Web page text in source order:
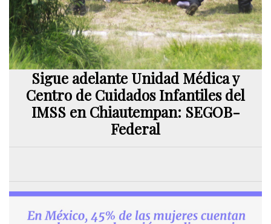
Sigue adelante Unidad Médica y
Centro de Cuidados Infantiles del
IMSS en Chiautempan: SEGOB-
Federal